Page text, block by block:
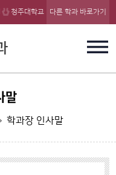
청주대학교 다른 학과 바로가기
말
학과장 인사말